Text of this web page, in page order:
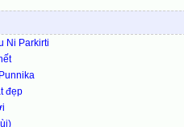
Ni Parkirti
đẹp